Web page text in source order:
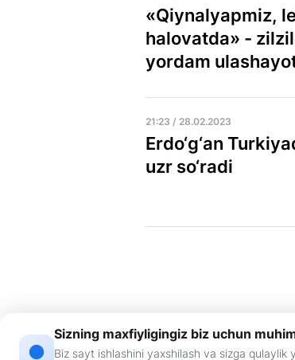
Sizning maxfiyligingiz biz uchun
Biz sayt ishlashini yaxshilash va sizga
«Qiynalyapmiz,
halovatda» -
yordam
21:23 / 28.02.2023
Erdo‘g‘an
uzr so‘radi